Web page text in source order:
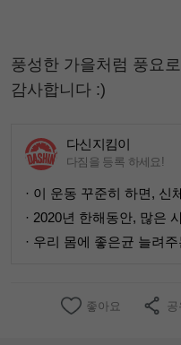
풍성한 가을처럼 풍요
감사합니다 :)
다신지킴이
다짐을 등록 하세요!
· 이 운동 꾸준히 하면, 신
· 2020년 한해동안, 많은
· 우리 몸에 좋은균 늘려
좋아요 공